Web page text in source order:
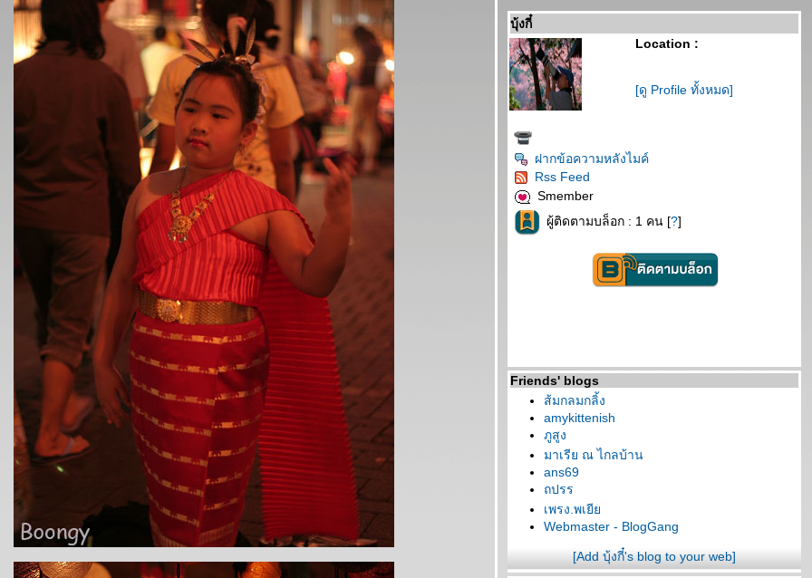
บุ้งกี๋
Location :
[ดู Profile ทั้งหมด]
ฝากข้อความหลังไมค์
Rss Feed
Smember
ผู้ติดตามบล็อก : 1 คน [?]
Friends' blogs
ส้มกลมกลิ้ง
amykittenish
ภูสูง
มาเรีย ณ ไกลบ้าน
ans69
ถปรร
เพรง.พเยี
Webmaster - BlogGang
[Add บุ้งกี๋'s blog to your web]